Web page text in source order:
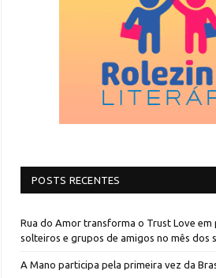
POSTS RECENTES
Rua do Amor transforma o Trust Love
solteiros e grupos de amigos no mês dos
A Mano participa pela primeira vez da